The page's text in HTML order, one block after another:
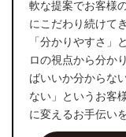
軟な提案でお客様
にこだわり続けて
「分かりやすさ」
ロの視点から分か
ばいいか分からな
ない」というお客
に変えるお手伝い